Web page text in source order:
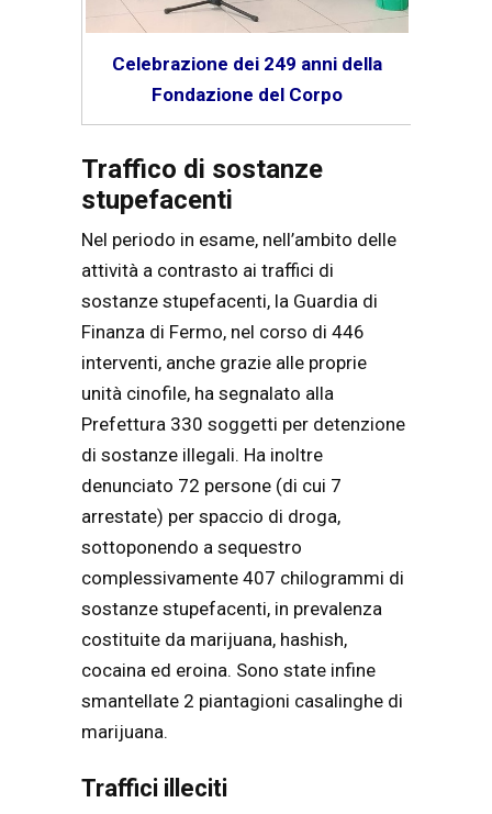
Celebrazione dei 249 anni della
Fondazione del Corpo
Traffico di sostanze
stupefacenti
Nel periodo in esame, nell’ambito delle
attività a contrasto ai traffici di
sostanze stupefacenti, la Guardia di
Finanza di Fermo, nel corso di 446
interventi, anche grazie alle proprie
unità cinofile, ha segnalato alla
Prefettura 330 soggetti per detenzione
di sostanze illegali. Ha inoltre
denunciato 72 persone (di cui 7
arrestate) per spaccio di droga,
sottoponendo a sequestro
complessivamente 407 chilogrammi di
sostanze stupefacenti, in prevalenza
costituite da marijuana, hashish,
cocaina ed eroina. Sono state infine
smantellate 2 piantagioni casalinghe di
marijuana.
Traffici illeciti